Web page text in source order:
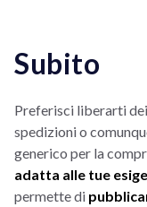
Subito
Preferisci liberarti
spedizioni o
generico per la
adatta alle tue
permette di